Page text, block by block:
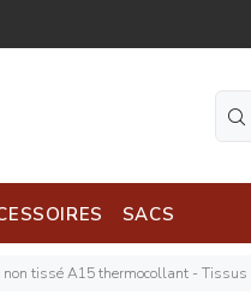
SACS
non tissé A15 thermocollant -